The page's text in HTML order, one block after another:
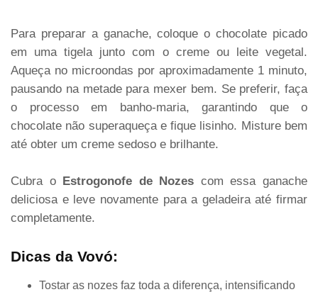
Para preparar a ganache, coloque o chocolate picado
em uma tigela junto com o creme ou leite vegetal.
Aqueça no microondas por aproximadamente 1 minuto,
pausando na metade para mexer bem. Se preferir, faça
o processo em banho-maria, garantindo que o
chocolate não superaqueça e fique lisinho. Misture bem
até obter um creme sedoso e brilhante.
Cubra o Estrogonofe de Nozes com essa ganache
deliciosa e leve novamente para a geladeira até firmar
completamente.
Dicas da Vovó:
Tostar as nozes faz toda a diferença, intensificando